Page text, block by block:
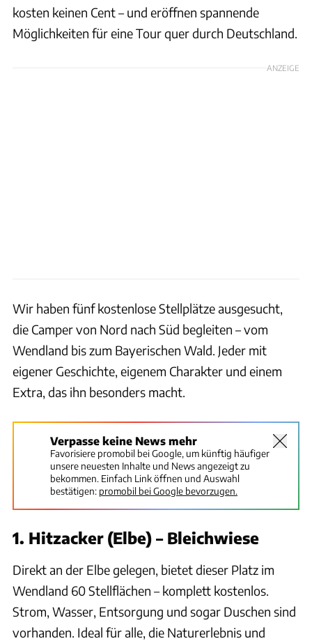
kosten keinen Cent – und eröffnen spannende
Möglichkeiten für eine Tour quer durch Deutschland.
ANZEIGE
Wir haben fünf kostenlose Stellplätze ausgesucht,
die Camper von Nord nach Süd begleiten – vom
Wendland bis zum Bayerischen Wald. Jeder mit
eigener Geschichte, eigenem Charakter und einem
Extra, das ihn besonders macht.
Verpasse keine News mehr
Favorisiere promobil bei Google, um künftig häufiger
unsere neuesten Inhalte und News angezeigt zu
bekommen. Einfach Link öffnen und Auswahl
bestätigen: promobil bei Google bevorzugen.
1. Hitzacker (Elbe) – Bleichwiese
Direkt an der Elbe gelegen, bietet dieser Platz im
Wendland 60 Stellflächen – komplett kostenlos.
Strom, Wasser, Entsorgung und sogar Duschen sind
vorhanden. Ideal für alle, die Naturerlebnis und